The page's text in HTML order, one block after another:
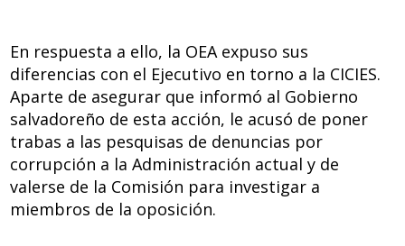
En respuesta a ello, la OEA expuso sus
diferencias con el Ejecutivo en torno a la CICIES.
Aparte de asegurar que informó al Gobierno
salvadoreño de esta acción, le acusó de poner
trabas a las pesquisas de denuncias por
corrupción a la Administración actual y de
valerse de la Comisión para investigar a
miembros de la oposición.